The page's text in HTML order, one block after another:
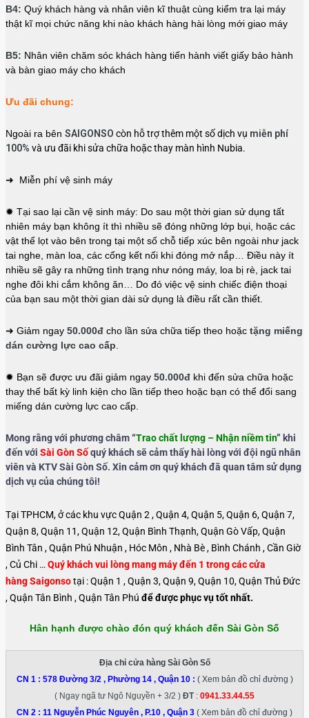
B4: Quý khách hàng và nhân viên kĩ thuật cùng kiểm tra lại máy
thật kĩ mọi chức năng khi nào khách hàng hài lòng mới giao máy
B5: Nhân viên chăm sóc khách hàng tiến hành viết giấy bảo hành
và bàn giao máy cho khách
Ưu đãi chung:
Ngoài ra bên SAIGONSO còn hỗ trợ thêm một số dịch vụ miễn phí
100% và ưu đãi khi sửa chữa hoặc thay màn hình Nubia.
➜ Miễn phí vệ sinh máy
✹ Tại sao lại cần vệ sinh máy: Do sau một thời gian sử dụng tất
nhiên máy bạn không ít thì nhiều sẽ đóng những lớp bụi, hoặc các
vật thể lọt vào bên trong tại một số chỗ tiếp xúc bên ngoài như jack
tai nghe, màn loa, các cổng kết nối khi đóng mở nắp… Điều này ít
nhiều sẽ gây ra những tình trạng như nóng máy, loa bị rè, jack tai
nghe đôi khi cắm không ăn… Do đó việc vệ sinh chiếc điện thoại
của bạn sau một thời gian dài sử dụng là điều rất cần thiết.
➜ Giảm ngay 50.000đ cho lần sửa chữa tiếp theo hoặc tặng miếng
dán cường lực cao cấp
✹ Bạn sẽ được ưu đãi giảm ngay 50.000đ khi đến sửa chữa hoặc
thay thế bất kỳ linh kiện cho lần tiếp theo hoặc bạn có thể đổi sang
miếng dán cường lực cao cấp.
Mong rằng với phương châm “Trao chất lượng – Nhận niềm tin” khi
đến với Sài Gòn Sốquý khách sẽ cảm thấy hài lòng với đội ngũ nhân
viên và KTV Sài Gòn Số. Xin cảm ơn quý khách đã quan tâm sử dụng
dịch vụ của chúng tôi!
Tại TPHCM, ở các khu vực Quận 2 , Quận 4, Quận 5, Quận 6, Quận 7,
Quận 8, Quận 11, Quận 12, Quận Bình Thạnh, Quận Gò Vấp, Quận
Bình Tân , Quận Phú Nhuận , Hóc Môn , Nhà Bè , Bình Chánh , Cần Giờ
, Củ Chi … Quý khách vui lòng mang máy đến 1 trong các cửa
hàng Saigonsotại : Quận 1 , Quận 3, Quận 9, Quận 10, Quận Thủ Đức
, Quận Tân Bình , Quận Tân Phú để được phục vụ tốt nhất.
Hân hạnh được chào đón quý khách đến Sài Gòn Số
Địa chỉ cửa hàng Sài Gòn Số
CN 1 : 578 Đường 3/2 , Phường 14 , Quận 10: ( Xem bản đồ chỉ đường )
( Ngay ngã tư Ngô Nguyền + 3/2 ) ĐT: 0941.33.44.55
CN 2 : 11 Nguyễn Phúc Nguyên , P.10 , Quận 3 ( Xem bản đồ chỉ đường )